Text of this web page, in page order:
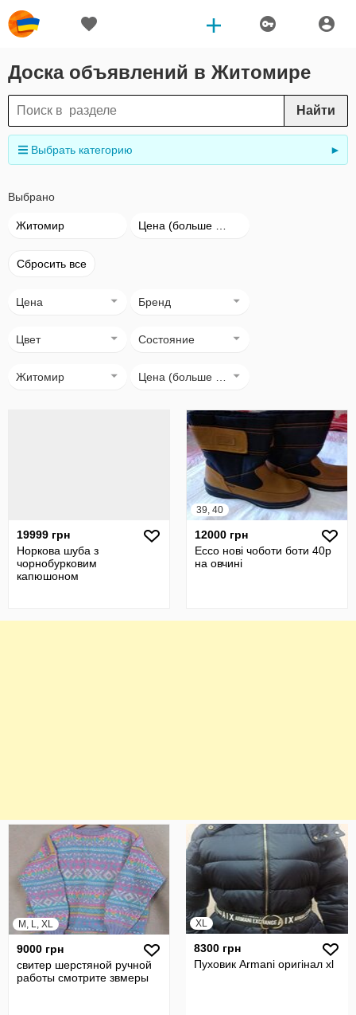
Доска объявлений в Житомире
Найти
Выбрать категорию ►
Выбрано
Житомир
Сбросить все
Цена Бренд
Цвет Состояние
Житомир
19999 грн
Норкова шуба з
чорнобурковим
капюшоном
39, 40
12000 грн
Ессо нові чоботи боти 40р
на овчині
M, L, XL
9000 грн
свитер шерстяной ручной
работы смотрите звмеры
XL
8300 грн
Пуховик Armani оригінал xl